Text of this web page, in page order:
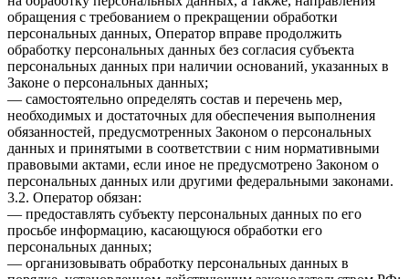
обращения с требованием о прекращении обработки
персональных данных, Оператор вправе продолжить
обработку персональных данных без согласия субъекта
персональных данных при наличии оснований, указанных в
Законе о персональных данных;
— самостоятельно определять состав и перечень мер,
необходимых и достаточных для обеспечения выполнения
обязанностей, предусмотренных Законом о персональных
данных и принятыми в соответствии с ним нормативными
правовыми актами, если иное не предусмотрено Законом о
персональных данных или другими федеральными законами.
3.2. Оператор обязан:
— предоставлять субъекту персональных данных по его
просьбе информацию, касающуюся обработки его
персональных данных;
— организовывать обработку персональных данных в